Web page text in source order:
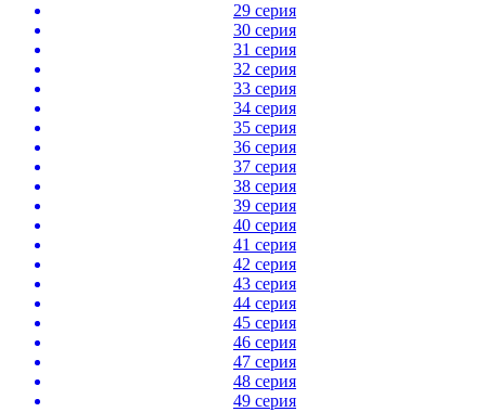
29 серия
30 серия
31 серия
32 серия
33 серия
34 серия
35 серия
36 серия
37 серия
38 серия
39 серия
40 серия
41 серия
42 серия
43 серия
44 серия
45 серия
46 серия
47 серия
48 серия
49 серия